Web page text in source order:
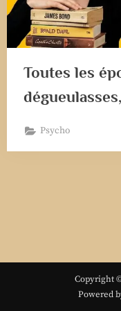
Toutes les
Psycho
Copyright
Powered